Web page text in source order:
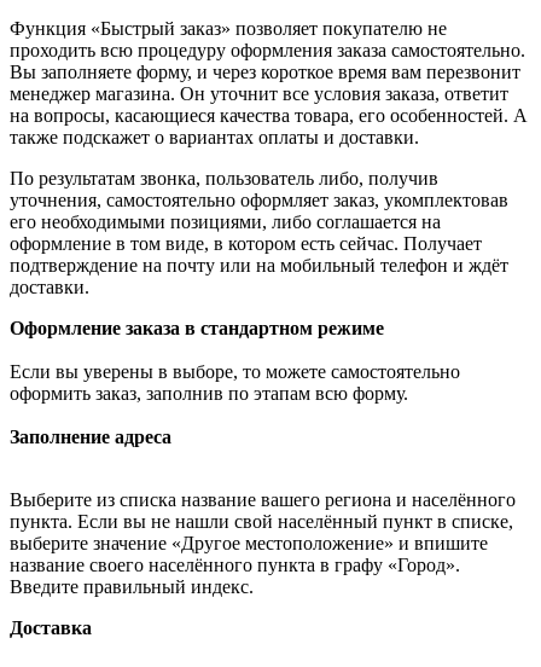
Функция «Быстрый заказ» позволяет покупателю не
проходить всю процедуру оформления заказа самостоятельно.
Вы заполняете форму, и через короткое время вам перезвонит
менеджер магазина. Он уточнит все условия заказа, ответит
на вопросы, касающиеся качества товара, его особенностей. А
также подскажет о вариантах оплаты и доставки.
По результатам звонка, пользователь либо, получив
уточнения, самостоятельно оформляет заказ, укомплектовав
его необходимыми позициями, либо соглашается на
оформление в том виде, в котором есть сейчас. Получает
подтверждение на почту или на мобильный телефон и ждёт
доставки.
Оформление заказа в стандартном режиме
Если вы уверены в выборе, то можете самостоятельно
оформить заказ, заполнив по этапам всю форму.
Заполнение адреса
Выберите из списка название вашего региона и населённого
пункта. Если вы не нашли свой населённый пункт в списке,
выберите значение «Другое местоположение» и впишите
название своего населённого пункта в графу «Город».
Введите правильный индекс.
Доставка